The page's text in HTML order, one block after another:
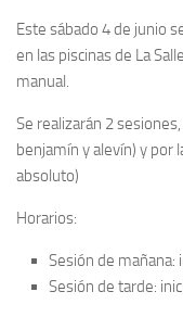
Este sábado 4 de junio
en las piscinas de La
manual.
Se realizarán 2
benjamín y alevín) y por
absoluto)
Horarios:
Sesión de mañana:
Sesión de tarde: